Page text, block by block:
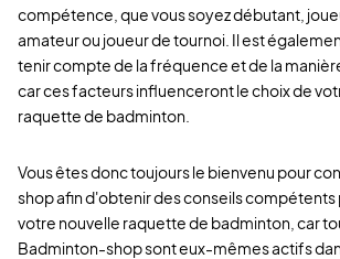
compétence, que vous soyez débutant,
amateur ou joueur de tournoi. Il est
tenir compte de la fréquence et de la
car ces facteurs influenceront le choix de
raquette de badminton.
Vous êtes donc toujours le bienvenu pour
shop afin d'obtenir des conseils compétents
votre nouvelle raquette de badminton, car
Badminton-shop sont eux-mêmes actifs